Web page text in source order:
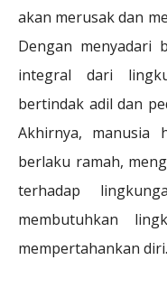
akan merusak dan
Dengan menyadari
integral dari
bertindak adil dan
Akhirnya, manusia
berlaku ramah,
terhadap
membutuhkan
mempertahankan diri.